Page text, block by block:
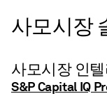
사모시장
사모시장 인
S&P Capital IQ